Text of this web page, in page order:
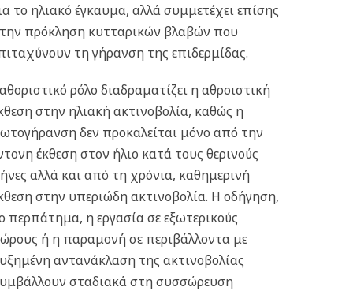
το ηλιακό έγκαυμα, αλλά συμμετέχει επίσης
πρόκληση κυτταρικών βλαβών που
τη γήρανση της επιδερμίδας.
ρόλο διαδραματίζει η αθροιστική
στην ηλιακή ακτινοβολία, καθώς η
δεν προκαλείται μόνο από την
έκθεση στον ήλιο κατά τους θερινούς
αλλά και από τη χρόνια, καθημερινή
στην υπεριώδη ακτινοβολία. Η οδήγηση,
περπάτημα, η εργασία σε εξωτερικούς
ή η παραμονή σε περιβάλλοντα με
αντανάκλαση της ακτινοβολίας
σταδιακά στη συσσώρευση